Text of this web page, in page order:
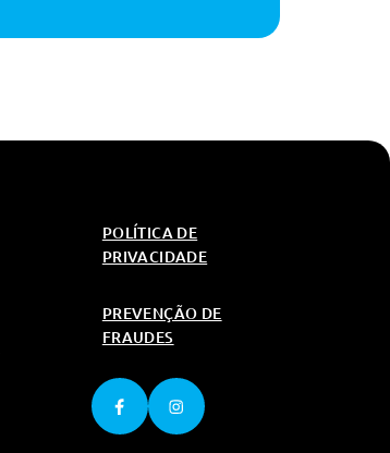
POLÍTICA DE
PRIVACIDADE
PREVENÇÃO DE
FRAUDES